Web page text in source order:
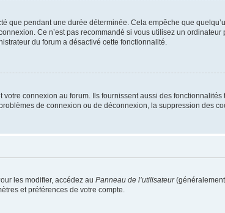
que pendant une durée déterminée. Cela empêche que
Ce n’est pas recommandé si vous utilisez un
du forum a désactivé cette fonctionnalité.
connexion au forum. Ils fournissent aussi des
de connexion ou de déconnexion, la suppression des
les modifier, accédez au Panneau de l’utilisateur
et préférences de votre compte.